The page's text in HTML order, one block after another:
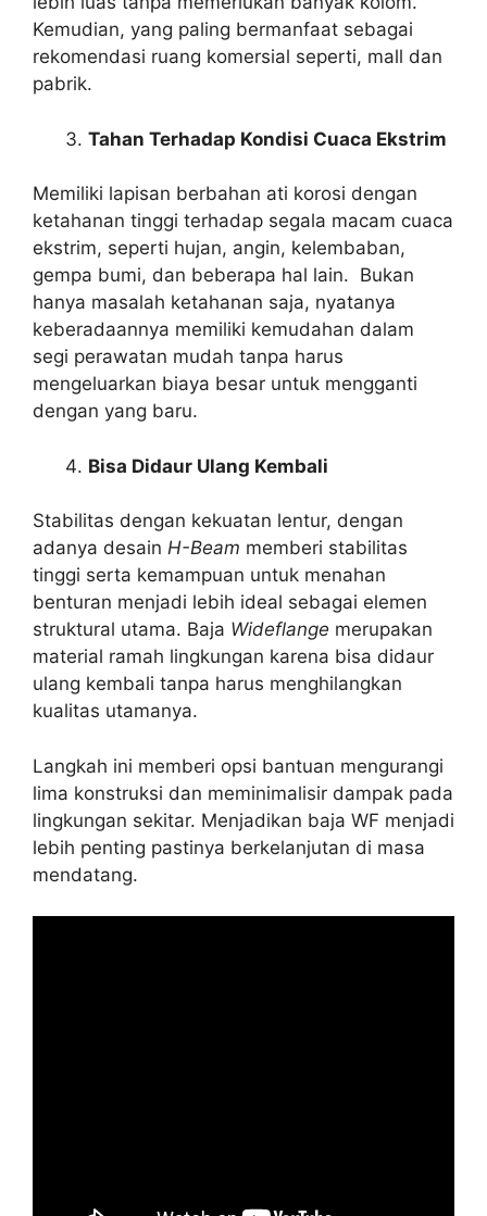
Kemudian, yang paling bermanfaat sebagai
rekomendasi ruang komersial seperti, mall dan
pabrik.
Tahan Terhadap Kondisi Cuaca Ekstrim
Memiliki lapisan berbahan ati korosi dengan
ketahanan tinggi terhadap segala macam cuaca
ekstrim, seperti hujan, angin, kelembaban,
gempa bumi, dan beberapa hal lain. Bukan
hanya masalah ketahanan saja, nyatanya
keberadaannya memiliki kemudahan dalam
segi perawatan mudah tanpa harus
mengeluarkan biaya besar untuk mengganti
dengan yang baru.
Bisa Didaur Ulang Kembali
Stabilitas dengan kekuatan lentur, dengan
adanya desain H-Beam memberi stabilitas
tinggi serta kemampuan untuk menahan
benturan menjadi lebih ideal sebagai elemen
struktural utama. Baja Wideflange merupakan
material ramah lingkungan karena bisa didaur
ulang kembali tanpa harus menghilangkan
kualitas utamanya.
Langkah ini memberi opsi bantuan mengurangi
lima konstruksi dan meminimalisir dampak pada
lingkungan sekitar. Menjadikan baja WF menjadi
lebih penting pastinya berkelanjutan di masa
mendatang.